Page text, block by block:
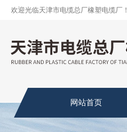
欢迎光临天津市电缆总厂橡塑电缆厂！
网站首页